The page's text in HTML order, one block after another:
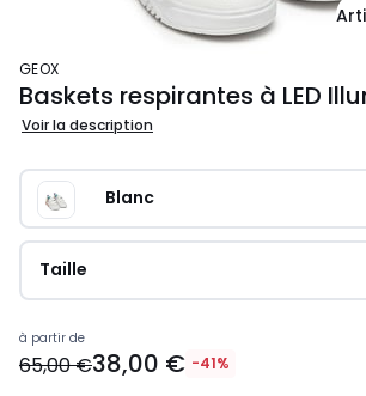
GEOX
Baskets respirantes à LED
Voir la description
Blanc
Taille
Prix
à
à partir de
65,00 €38,00 € -41%